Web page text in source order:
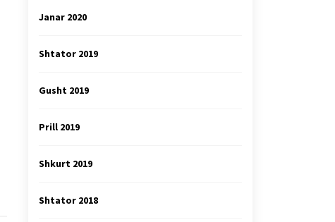
Janar 2020
Shtator 2019
Gusht 2019
Prill 2019
Shkurt 2019
Shtator 2018